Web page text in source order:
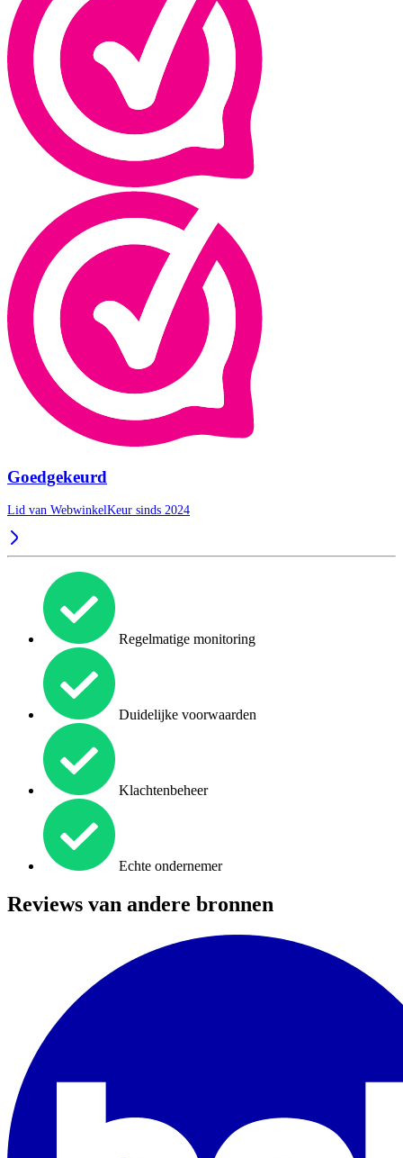
Goedgekeurd
Lid van WebwinkelKeur sinds 2024
Regelmatige monitoring
Duidelijke voorwaarden
Klachtenbeheer
Echte ondernemer
Reviews van andere bronnen